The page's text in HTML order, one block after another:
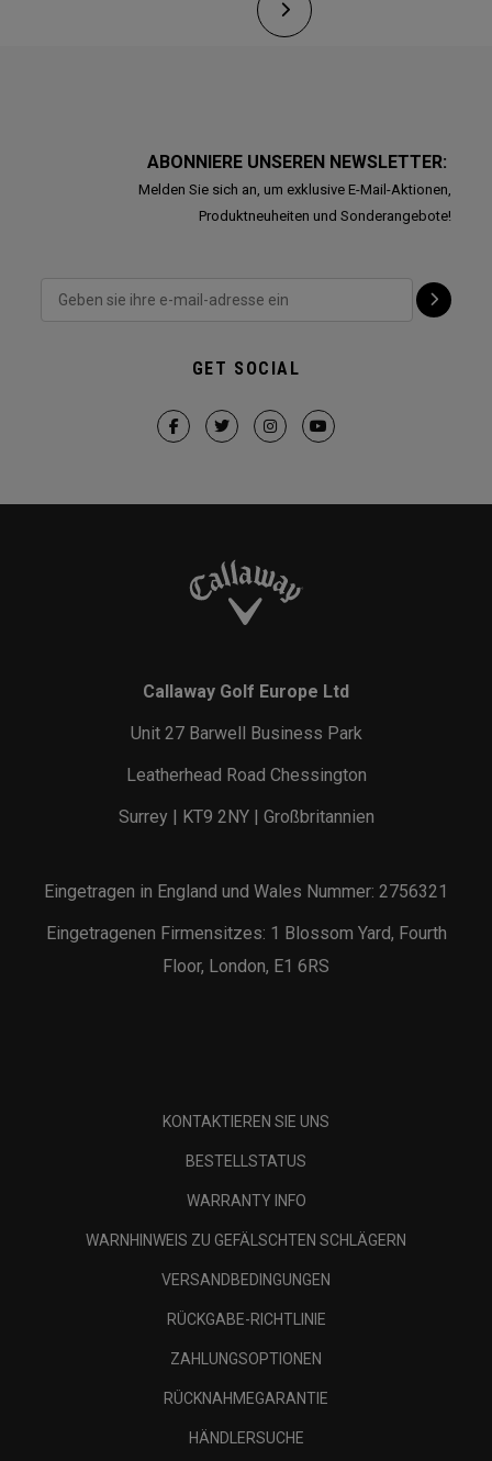
ABONNIERE UNSEREN NEWSLETTER:
Melden Sie sich an, um exklusive E-Mail-Aktionen,
Produktneuheiten und Sonderangebote!
GET SOCIAL
Callaway Golf Europe Ltd
Unit 27 Barwell Business Park
Leatherhead Road Chessington
Surrey | KT9 2NY | Großbritannien
Eingetragen in England und Wales Nummer: 2756321
Eingetragenen Firmensitzes: 1 Blossom Yard, Fourth
Floor, London, E1 6RS
KONTAKTIEREN SIE UNS
BESTELLSTATUS
WARRANTY INFO
WARNHINWEIS ZU GEFÄLSCHTEN SCHLÄGERN
VERSANDBEDINGUNGEN
RÜCKGABE-RICHTLINIE
ZAHLUNGSOPTIONEN
RÜCKNAHMEGARANTIE
HÄNDLERSUCHE